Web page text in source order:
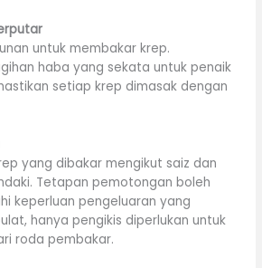
untuk membakar krep.
haba yang sekata untuk penaik
setiap krep dimasak dengan
yang dibakar mengikut saiz dan
Tetapan pemotongan boleh
keperluan pengeluaran yang
hanya pengikis diperlukan untuk
roda pembakar.